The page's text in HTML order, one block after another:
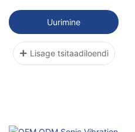
Uurimine
Lisage tsitaadiloendi